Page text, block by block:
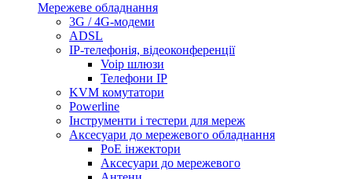
Мережеве обладнання
3G / 4G-модеми
ADSL
IP-телефонія, відеоконференції
Voip шлюзи
Телефони IP
KVM комутатори
Powerline
Інструменти і тестери для мереж
Аксесуари до мережевого обладнання
PoE інжектори
Аксесуари до мережевого